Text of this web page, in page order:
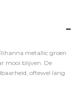
metallic groen
mooi blijven. De
oftewel lang